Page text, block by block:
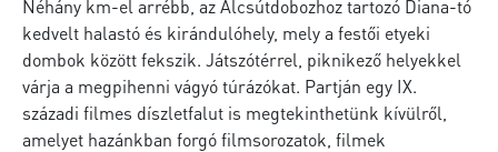
Néhány km-el arrébb, az Alcsútdobozhoz tartozó Diana-tó
kedvelt halastó és kirándulóhely, mely a festői etyeki
dombok között fekszik. Játszótérrel, piknikező helyekkel
várja a megpihenni vágyó túrázókat. Partján egy IX.
századi filmes díszletfalut is megtekinthetünk kívülről,
amelyet hazánkban forgó filmsorozatok, filmek